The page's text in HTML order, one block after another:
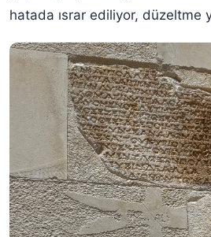
hatada ısrar ediliyor, düzeltme